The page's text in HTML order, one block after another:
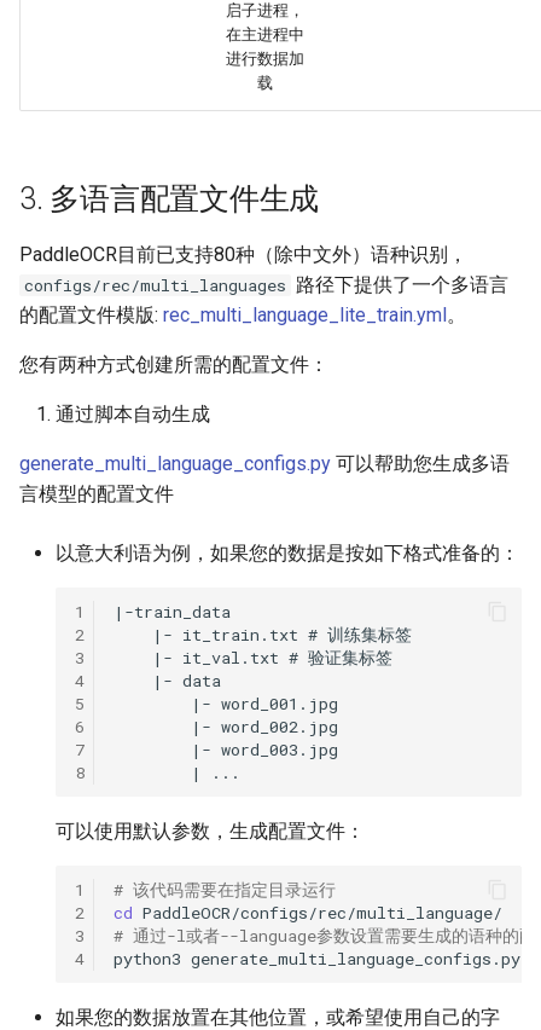
启子进程，
在主进程中
进行数据加
载
3. 多语言配置文件生成
PaddleOCR目前已支持80种（除中文外）语种识别，
configs/rec/multi_languages 路径下提供了一个多语言
的配置文件模版: rec_multi_language_lite_train.yml。
您有两种方式创建所需的配置文件：
通过脚本自动生成
generate_multi_language_configs.py 可以帮助您生成多语
言模型的配置文件
以意大利语为例，如果您的数据是按如下格式准备的：
1
2
3
4
5
6
7
8
可以使用默认参数，生成配置文件：
1
2
3
4
# 该代码需要在指定目录运行
cd
# 通过-l或者--language参数设置需要生成的语种的配
python3 generate_multi_language_configs.py
如果您的数据放置在其他位置，或希望使用自己的字